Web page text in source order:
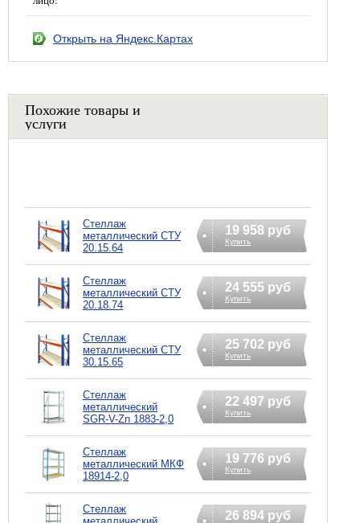
Открыть на Яндекс.Картах
Похожие товары и
услуги
Стеллаж
металлический СТУ
20.15.64
19 958 руб
Купить
Стеллаж
металлический СТУ
20.18.74
24 555 руб
Купить
Стеллаж
металлический СТУ
30.15.65
25 702 руб
Купить
Стеллаж
металлический
SGR-V-Zn 1883-2,0
22 497 руб
Купить
Стеллаж
металлический МКФ
18914-2,0
19 776 руб
Купить
Стеллаж
металлический
26 894 руб